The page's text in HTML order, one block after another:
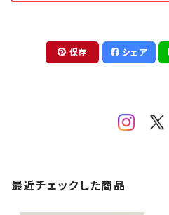
保存 シェア
最近チェックした商品